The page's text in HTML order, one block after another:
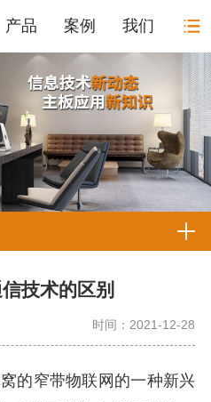
产品 案例 我们
技术的区别
时间：2021-12-28
的窄带物联网的一种新兴